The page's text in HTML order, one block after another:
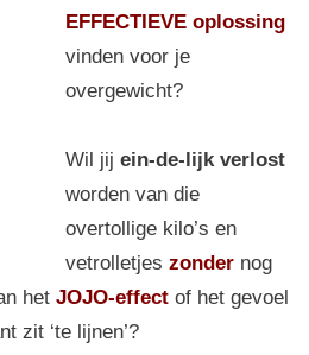
EFFECTIEVE oplossing
vinden voor je
overgewicht?
Wil jij ein-de-lijk verlost
worden van die
overtollige kilo’s en
vetrolletjes zondernog
het JOJO-effect of het gevoel
zit ‘te lijnen’?